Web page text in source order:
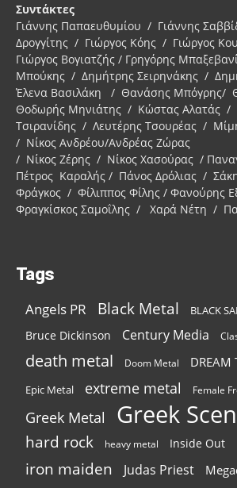
Συντάκτες
Γιάννης Παπαευθυμίου / Γιάννης
Δρογγίτης / Γιώργος Κόης / Γιώργος
Γιώργος Βογιατζής / Γρηγόρης
Μπούκης / Δημήτρης Σειρηνάκης /
Έλενα Βασιλάκη / Θανάσης Μπόγρης/
Θοδωρής Μηνιάτης / Κώστας Αλατάς /
Τσιρανίδης / Λευτέρης Τσουρέας /
/ Νίκος Ανδρέου/Ανδρέας Ζώρας
/ Νίκος Ζέρης / Νίκος Χασούρας /
Πέτρος Καραλής / Πάνος Δρόλιας /
Φράγκος / Φίλιππος Φίλης / Φανούρης
Φραγκίσκος Σαμοΐλης / Χαρά Νέτη /
Tags
Angels PR Black Metal BLACK
Bruce Dickinson Century Media
death metal Doom Metal DREAM
Epic Metal extreme metal Female
Greek Metal Greek
hard rock heavy metal Inside Out
iron maiden Judas Priest